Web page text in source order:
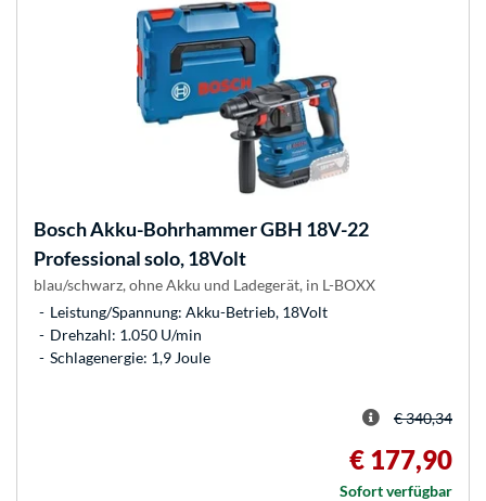
BoschAkku-Bohrhammer GBH 18V-22
Professional solo, 18Volt
blau/schwarz, ohne Akku und Ladegerät, in L-BOXX
Leistung/Spannung: Akku-Betrieb, 18Volt
Drehzahl: 1.050 U/min
Schlagenergie: 1,9 Joule
€ 340,34
€ 177,90
Sofort verfügbar